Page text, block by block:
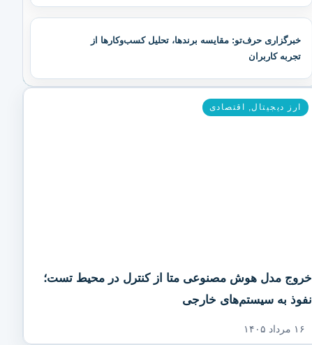
خبرگزاری حرف‌تو: مقایسه برندها، تحلیل کسب‌وکارها از
تجربه کاربران
خروج مدل هوش مصنوعی متا از کنترل در محیط تست؛
نفوذ به سیستم‌های خارجی
۱۶ مرداد ۱۴۰۵
ارز دیجیتال, اقتصادی